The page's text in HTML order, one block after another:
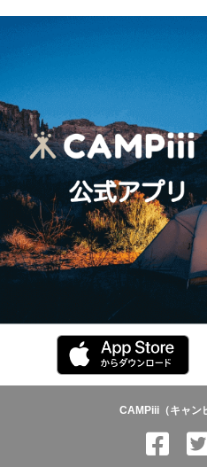
CAMPiii（キャン